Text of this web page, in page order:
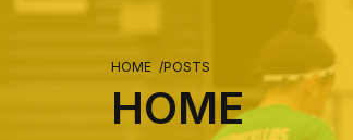
HOME /POSTS
HOME